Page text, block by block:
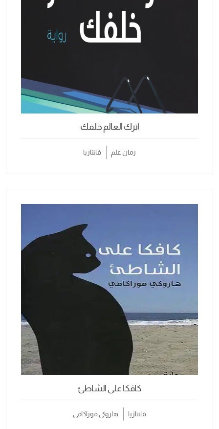
اترك العالم خلفك
رمان علم فانتازيا
كافكا على الشاطئ
فانتازيا هاروكي موراكامي